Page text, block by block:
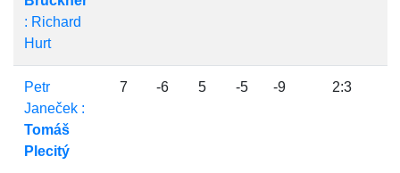
: Richard
Hurt
Petr
Janeček :
Tomáš
Plecitý
7 -6 5 -5 -9 2:3